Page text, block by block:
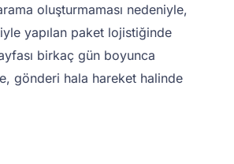
oluşturmaması nedeniyle,
yapılan paket lojistiğinde
birkaç gün boyunca
gönderi hala hareket halinde